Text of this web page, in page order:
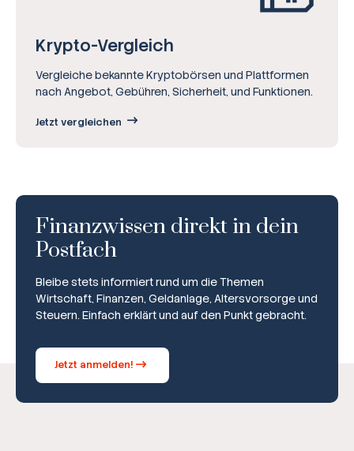
Krypto-Vergleich
Vergleiche bekannte Kryptobörsen und Plattformen
nach Angebot, Gebühren, Sicherheit, und Funktionen.
Jetzt vergleichen
Finanzwissen direkt in dein
Postfach
Bleibe stets informiert rund um die Themen
Wirtschaft, Finanzen, Geldanlage, Altersvorsorge und
Steuern. Einfach erklärt und auf den Punkt gebracht.
Jetzt anmelden!